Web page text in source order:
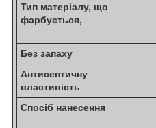
Тип матеріалу, що
фарбується,
Без запаху
Антисептичну
властивість
Спосіб нанесення